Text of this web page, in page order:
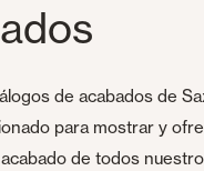
de acabados de
para mostrar y
de todos